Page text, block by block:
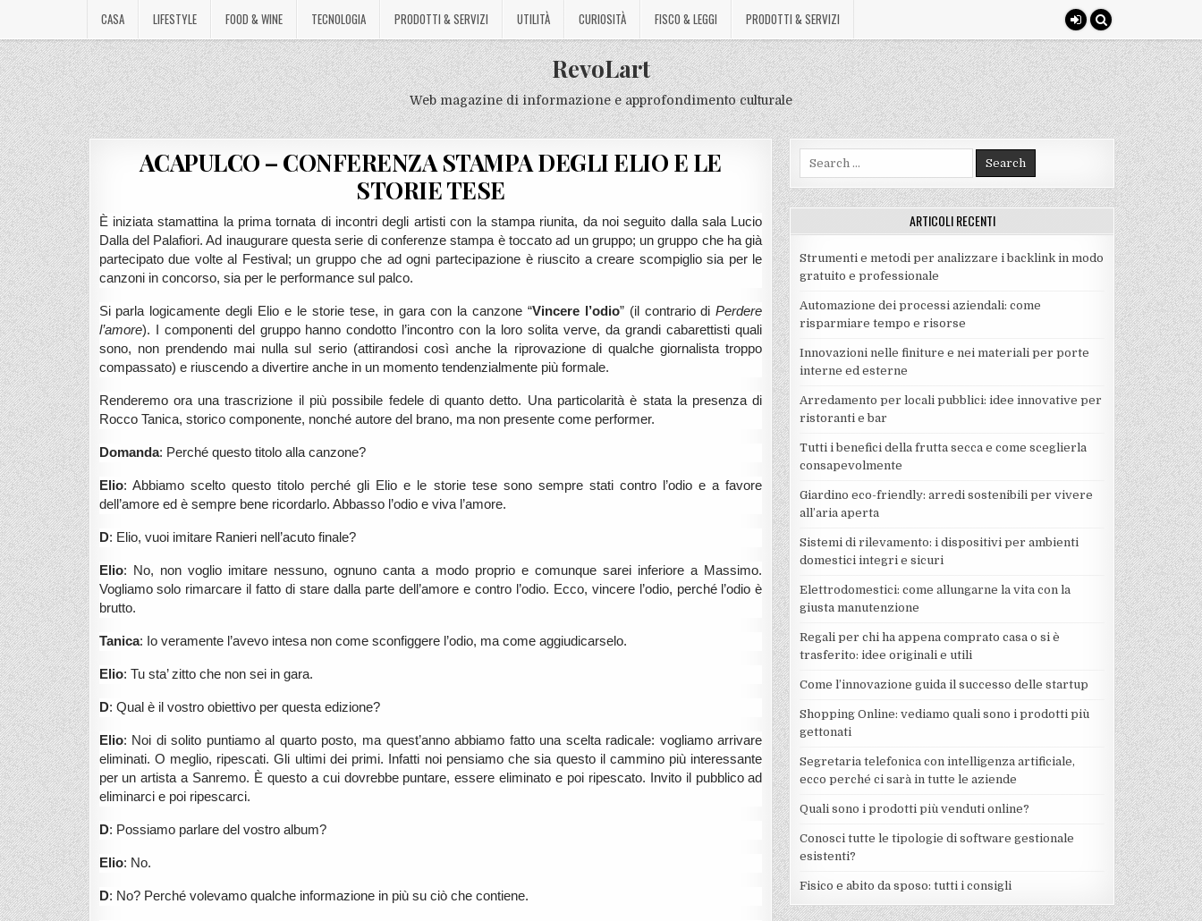
CASA LIFESTYLE FOOD & WINE TECNOLOGIA PRODOTTI & SERVIZI UTILITÀ CURIOSITÀ FISCO & LEGGI PRODOTTI & SERVIZI
RevoLart
Web magazine di informazione e approfondimento culturale
ACAPULCO – CONFERENZA STAMPA DEGLI ELIO E LE
STORIE TESE
È iniziata stamattina la prima tornata di incontri degli artisti con la stampa riunita, da noi seguito dalla sala Lucio
Dalla del Palafiori. Ad inaugurare questa serie di conferenze stampa è toccato ad un gruppo; un gruppo che ha già
partecipato due volte al Festival; un gruppo che ad ogni partecipazione è riuscito a creare scompiglio sia per le
canzoni in concorso, sia per le performance sul palco.
Si parla logicamente degli Elio e le storie tese, in gara con la canzone “Vincere l’odio” (il contrario di Perdere
l’amore). I componenti del gruppo hanno condotto l’incontro con la loro solita verve, da grandi cabarettisti quali
sono, non prendendo mai nulla sul serio (attirandosi così anche la riprovazione di qualche giornalista troppo
compassato) e riuscendo a divertire anche in un momento tendenzialmente più formale.
Renderemo ora una trascrizione il più possibile fedele di quanto detto. Una particolarità è stata la presenza di
Rocco Tanica, storico componente, nonché autore del brano, ma non presente come performer.
Domanda: Perché questo titolo alla canzone?
Elio: Abbiamo scelto questo titolo perché gli Elio e le storie tese sono sempre stati contro l’odio e a favore
dell’amore ed è sempre bene ricordarlo. Abbasso l’odio e viva l’amore.
D: Elio, vuoi imitare Ranieri nell’acuto finale?
Elio: No, non voglio imitare nessuno, ognuno canta a modo proprio e comunque sarei inferiore a Massimo.
Vogliamo solo rimarcare il fatto di stare dalla parte dell’amore e contro l’odio. Ecco, vincere l’odio, perché l’odio è
brutto.
Tanica: Io veramente l’avevo intesa non come sconfiggere l’odio, ma come aggiudicarselo.
Elio: Tu sta’ zitto che non sei in gara.
D: Qual è il vostro obiettivo per questa edizione?
Elio: Noi di solito puntiamo al quarto posto, ma quest’anno abbiamo fatto una scelta radicale: vogliamo arrivare
eliminati. O meglio, ripescati. Gli ultimi dei primi. Infatti noi pensiamo che sia questo il cammino più interessante
per un artista a Sanremo. È questo a cui dovrebbe puntare, essere eliminato e poi ripescato. Invito il pubblico ad
eliminarci e poi ripescarci.
D: Possiamo parlare del vostro album?
Elio: No.
D: No? Perché volevamo qualche informazione in più su ciò che contiene.
Search
for:
ARTICOLI RECENTI
Strumenti e metodi per analizzare i backlink in modo
gratuito e professionale
Automazione dei processi aziendali: come
risparmiare tempo e risorse
Innovazioni nelle finiture e nei materiali per porte
interne ed esterne
Arredamento per locali pubblici: idee innovative per
ristoranti e bar
Tutti i benefici della frutta secca e come sceglierla
consapevolmente
Giardino eco-friendly: arredi sostenibili per vivere
all’aria aperta
Sistemi di rilevamento: i dispositivi per ambienti
domestici integri e sicuri
Elettrodomestici: come allungarne la vita con la
giusta manutenzione
Regali per chi ha appena comprato casa o si è
trasferito: idee originali e utili
Come l’innovazione guida il successo delle startup
Shopping Online: vediamo quali sono i prodotti più
gettonati
Segretaria telefonica con intelligenza artificiale,
ecco perché ci sarà in tutte le aziende
Quali sono i prodotti più venduti online?
Conosci tutte le tipologie di software gestionale
esistenti?
Fisico e abito da sposo: tutti i consigli